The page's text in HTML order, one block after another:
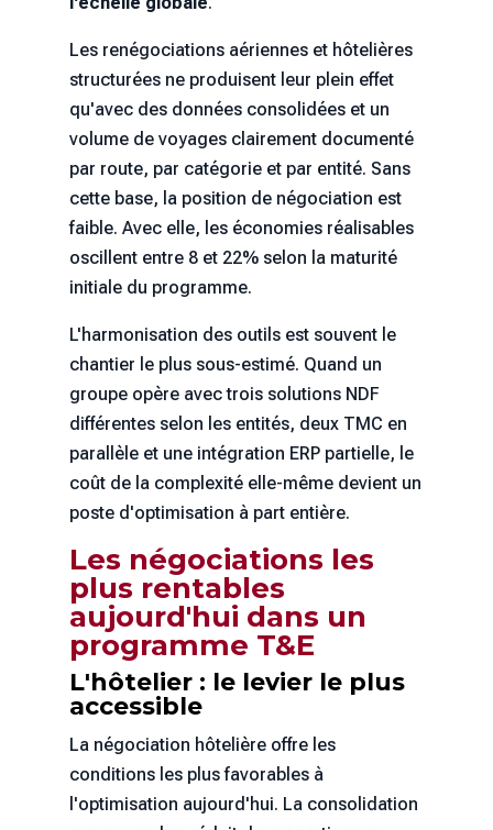
Les renégociations aériennes et hôtelières
structurées ne produisent leur plein effet
qu'avec des données consolidées et un
volume de voyages clairement documenté
par route, par catégorie et par entité. Sans
cette base, la position de négociation est
faible. Avec elle, les économies réalisables
oscillent entre 8 et 22% selon la maturité
initiale du programme.
L'harmonisation des outils est souvent le
chantier le plus sous-estimé. Quand un
groupe opère avec trois solutions NDF
différentes selon les entités, deux TMC en
parallèle et une intégration ERP partielle, le
coût de la complexité elle-même devient un
poste d'optimisation à part entière.
Les négociations les
plus rentables
aujourd'hui dans un
programme T&E
L'hôtelier : le levier le plus
accessible
La négociation hôtelière offre les
conditions les plus favorables à
l'optimisation aujourd'hui. La consolidation